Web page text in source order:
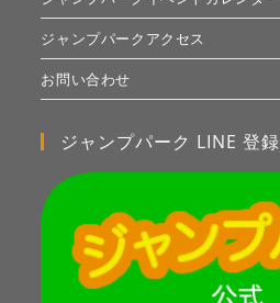
ジャンプパークアクセス
お問い合わせ
ジャンプパーク LINE 登録